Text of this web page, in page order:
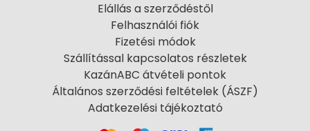
Elállás a szerződéstől
Felhasználói fiók
Fizetési módok
Szállítással kapcsolatos részletek
KazánABC átvételi pontok
Általános szerződési feltételek (ÁSZF)
Adatkezelési tájékoztató